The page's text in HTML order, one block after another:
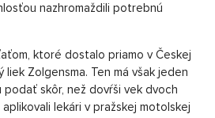
nazhromaždili potrebnú
ktoré dostalo priamo v Českej
Zolgensma. Ten má však jeden
podať skôr, než dovŕši vek dvoch
lekári v pražskej motolskej